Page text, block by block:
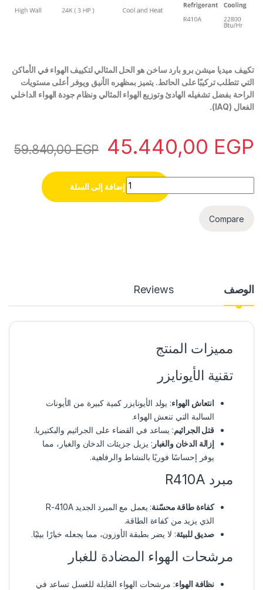
تكييف ميديا ميشن برو بارد ساخن هو الحل المثالي لتكييف الهواء في الأماكن
التي تتطلب تركيبًا على الحائط. يتميز بمظهره الأنيق ويوفر أعلى مستويات
الراحة بفضل تشغيله الهادئ وتوزيع الهواء المثالي ونظام جودة الهواء الداخلي
الفعال (IAQ).
45.440,00 EGP
59.840,00EGP
إضافة إلى السلة
Compare
الوصف Reviews
مميزات المنتج
تقنية الأيونايزر
انتعاش الهواء: يولد الأيونايزر كمية كبيرة من الأيونات
السالبة التي تنعش الهواء.
قتل الجراثيم: يساعد في القضاء على الجراثيم والبكتيريا.
إزالة الدخان والغبار : يزيل جزيئات الدخان والغبار، مما
يوفر إحساسًا فوريًا بالنشاط والرفاهية.
مبرد R410A
كفاءة طاقة محسّنة
: يعمل مع المبرد الجديد R-410A
الذي يزيد من كفاءة الطاقة.
صديق للبيئة: لا يضر بطبقة الأوزون، مما يجعله خيارًا بيئيًا.
مرشحات الهواء المضادة للغبار
نظافة الهواء: مرشحات الهواء القابلة للغسل تساعد في